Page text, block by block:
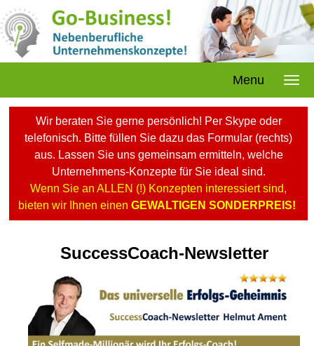
Menu
Wir beraten Sie gerne persönlich! Per Skype oder
telefonisch. Bitte füllen Sie dazu das Formular (rechts)
aus. Lassen Sie uns gemeinsam ermitteln, welche
Unternehmens-Konzepte für Sie ideal sind.
Wenn Sie an ALLEN (!) Konzepten interessiert sind,
bieten wir Ihnen einenGEWALTIGEN SONDERPREIS!
SuccessCoach-Newsletter